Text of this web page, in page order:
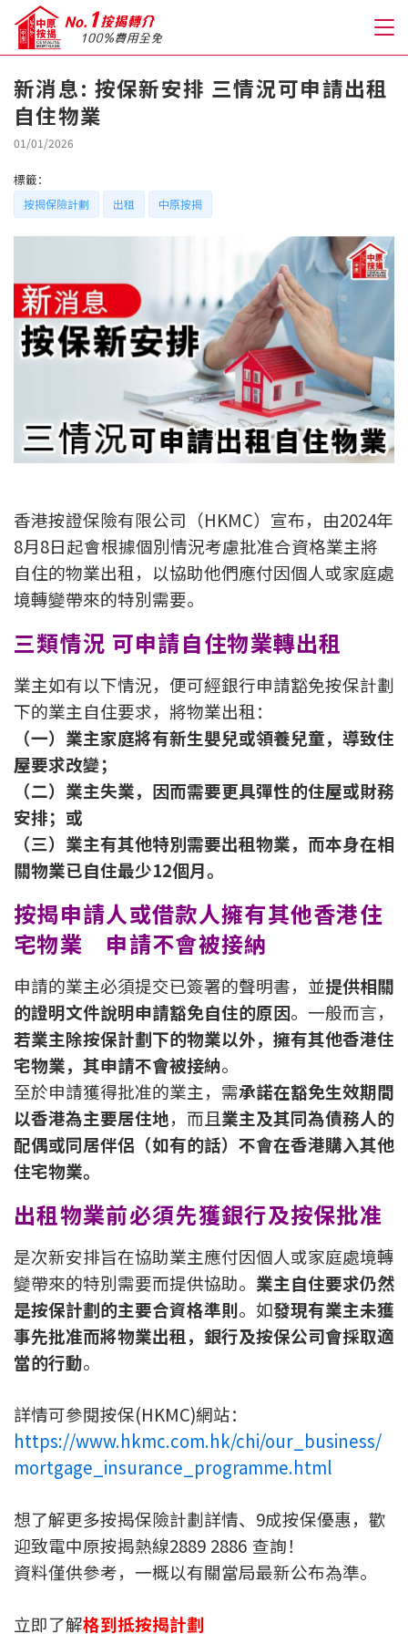
關於我們
人才房貸・開戶優惠
免費開戶轉介服務
私人貸款
新盤優越按揭優惠
推薦齊齊友賞
按揭工具
按揭計算
轉按計算
置業預算
供款年期計算
工商舖按揭計算
印花稅計算
免費物業估價
下載中心
按揭全面睇
新聞/研究
公司動態
按市新聞
統計數據庫
按揭智庫
樓按專欄
按揭百科
裝修·保險優惠
免費裝修轉介服務
裝修設計專欄
火險、家居、寵物保險
新消息: 按保新安排 三情況可申請出租
自住物業
01/01/2026
標籤：
按揭保險計劃 出租 中原按揭
香港按證保險有限公司（HKMC）宣布，由2024年
8月8日起會根據個別情況考慮批准合資格業主將
自住的物業出租，以協助他們應付因個人或家庭處
境轉變帶來的特別需要。
三類情況 可申請自住物業轉出租
業主如有以下情況，便可經銀行申請豁免按保計劃
下的業主自住要求，將物業出租：
（一）業主家庭將有新生嬰兒或領養兒童，導致住
屋要求改變；
（二）業主失業，因而需要更具彈性的住屋或財務
安排；或
（三）業主有其他特別需要出租物業，而本身在相
關物業已自住最少12個月。
按揭申請人或借款人擁有其他香港住
宅物業 申請不會被接納
申請的業主必須提交已簽署的聲明書，並提供相關
的證明文件說明申請豁免自住的原因。一般而言，
若業主除按保計劃下的物業以外，擁有其他香港住
宅物業，其申請不會被接納。
至於申請獲得批准的業主，需承諾在豁免生效期間
以香港為主要居住地，而且業主及其同為債務人的
配偶或同居伴侶（如有的話）不會在香港購入其他
住宅物業。
出租物業前必須先獲銀行及按保批准
是次新安排旨在協助業主應付因個人或家庭處境轉
變帶來的特別需要而提供協助。 業主自住要求仍然
是按保計劃的主要合資格準則。如發現有業主未獲
事先批准而將物業出租，銀行及按保公司會採取適
當的行動。
詳情可參閱按保(HKMC)網站：
https://www.hkmc.com.hk/chi/our_business/
mortgage_insurance_programme.html
想了解更多按揭保險計劃詳情、9成按保優惠，歡
迎致電中原按揭熱線2889 2886 查詢！
資料僅供參考，一概以有關當局最新公布為準。
立即了解格到抵按揭計劃